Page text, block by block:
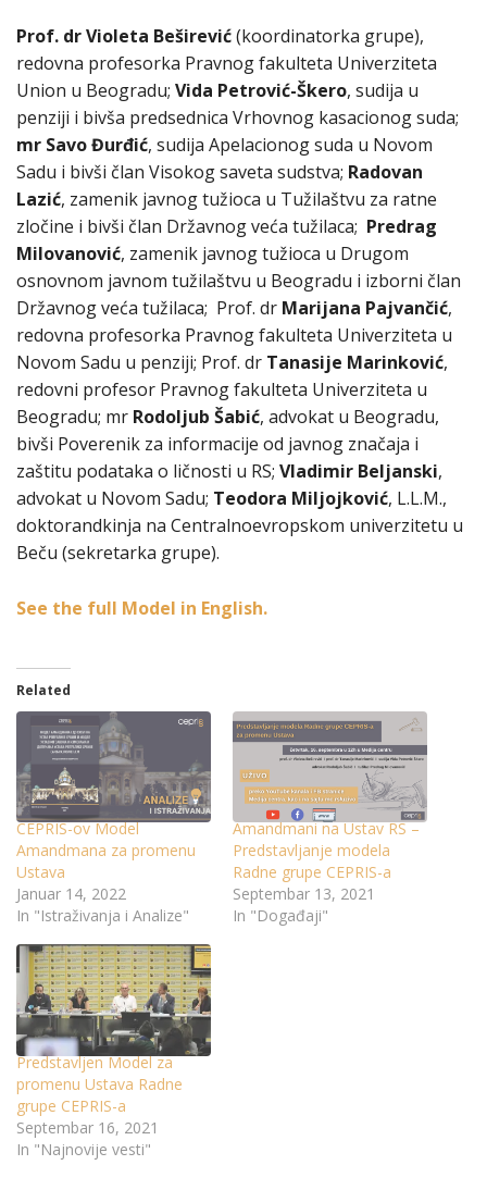
Prof. dr Violeta Beširević(koordinatorka grupe),
redovna profesorka Pravnog fakulteta Univerziteta
Union u Beogradu; Vida Petrović-Škero, sudija u
penziji i bivša predsednica Vrhovnog kasacionog suda;
mr Savo Đurđić, sudija Apelacionog suda u Novom
Sadu i bivši član Visokog saveta sudstva; Radovan
Lazić, zamenik javnog tužioca u Tužilaštvu za ratne
zločine i bivši član Državnog veća tužilaca; Predrag
Milovanović, zamenik javnog tužioca u Drugom
osnovnom javnom tužilaštvu u Beogradu i izborni član
Državnog veća tužilaca; Prof. dr Marijana Pajvančić,
redovna profesorka Pravnog fakulteta Univerziteta u
Novom Sadu u penziji; Prof. dr Tanasije Marinković,
redovni profesor Pravnog fakulteta Univerziteta u
Beogradu; mr Rodoljub Šabić, advokat u Beogradu,
bivši Poverenik za informacije od javnog značaja i
zaštitu podataka o ličnosti u RS; Vladimir Beljanski,
advokat u Novom Sadu; Teodora Miljojković, L.L.M.,
doktorandkinja na Centralnoevropskom univerzitetu u
Beču (sekretarka grupe).
See the full Model in English.
Related
CEPRIS-ov Model
Amandmana za promenu
Ustava
Januar 14, 2022
In "Istraživanja i Analize"
Amandmani na Ustav RS –
Predstavljanje modela
Radne grupe CEPRIS-a
Septembar 13, 2021
In "Događaji"
Predstavljen Model za
promenu Ustava Radne
grupe CEPRIS-a
Septembar 16, 2021
In "Najnovije vesti"